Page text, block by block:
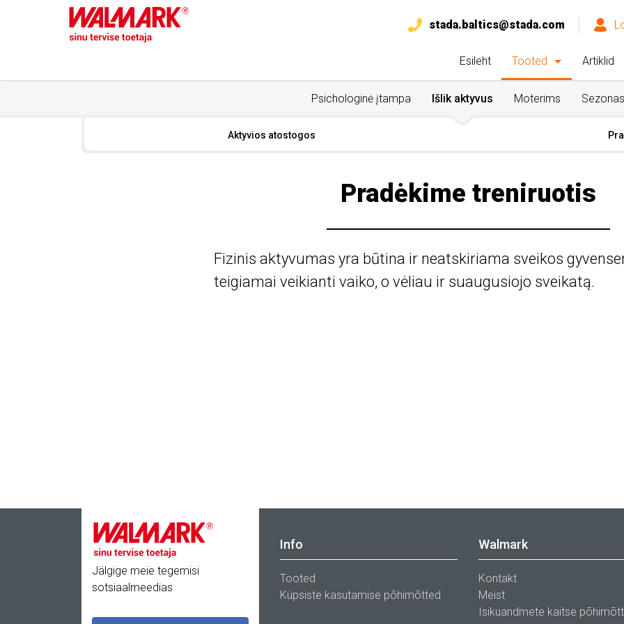
stada.baltics@stada.com
Esileht Tooted Artiklid
Psichologinė įtampa Išlik aktyvus
Aktyvios atostogos
Moterims Sezonas
Pradėkime treniruotis
Fizinis aktyvumas yra būtina ir neatskiriama sveikos
teigiamai veikianti vaiko, o vėliau ir suaugusiojo sveikatą.
Jälgige meie tegemisi
sotsiaalmeedias
Info
Tooted
Küpsiste kasutamise põhimõtted
Walmark
Kontakt
Meist
Isikuandmete kaitse